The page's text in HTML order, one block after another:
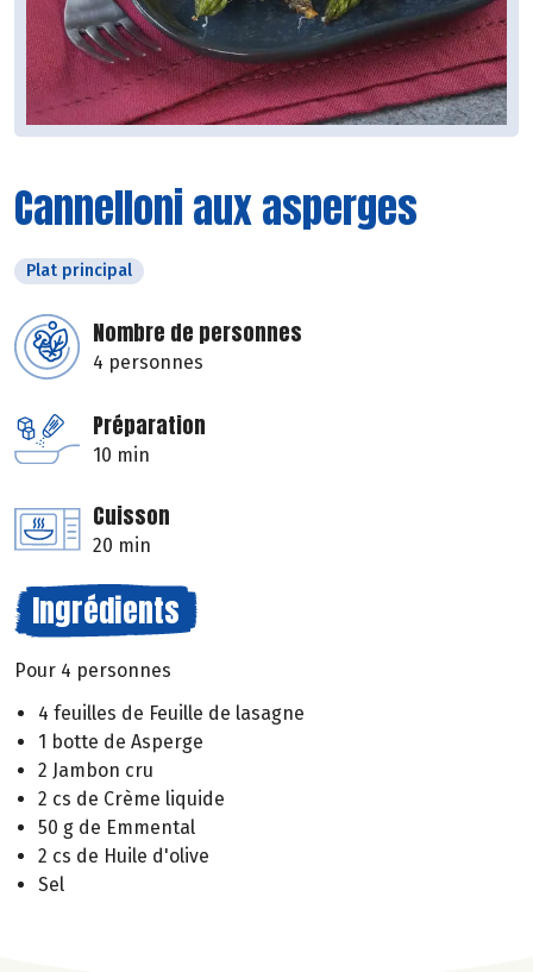
Cannelloni aux asperges
Plat principal
Nombre de personnes
4 personnes
Préparation
10 min
Cuisson
20 min
Ingrédients
Pour 4 personnes
4 feuilles de Feuille de lasagne
1 botte de Asperge
2 Jambon cru
2 cs de Crème liquide
50 g de Emmental
2 cs de Huile d'olive
Sel